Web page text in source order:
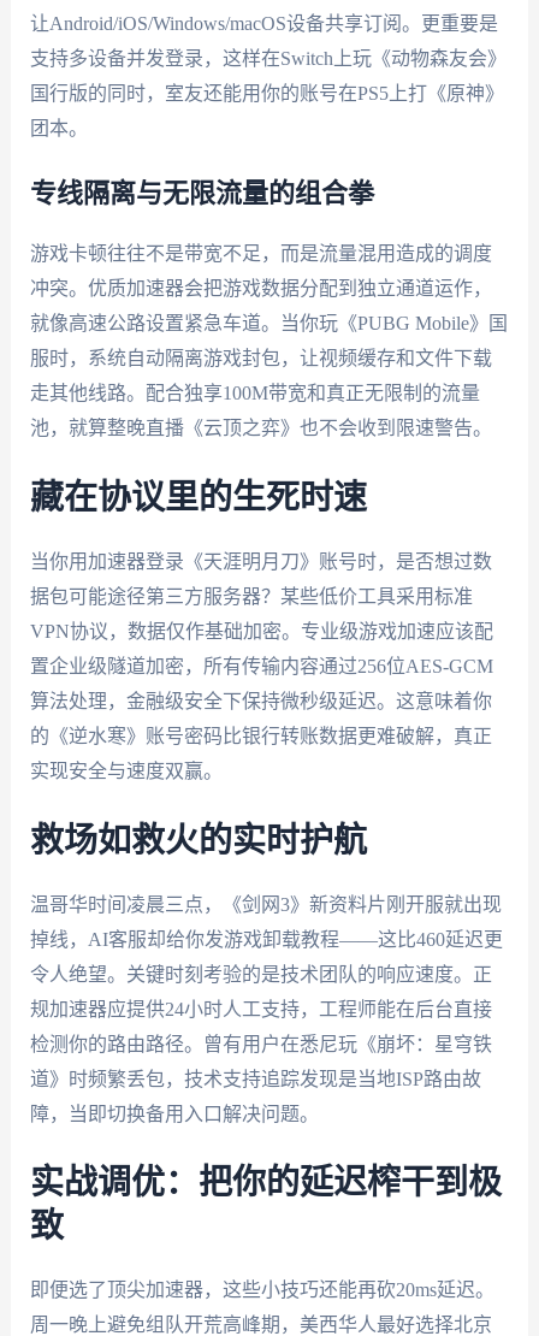
让Android/iOS/Windows/macOS设备共享订阅。更重要是
支持多设备并发登录，这样在Switch上玩《动物森友会》
国行版的同时，室友还能用你的账号在PS5上打《原神》
团本。
专线隔离与无限流量的组合拳
游戏卡顿往往不是带宽不足，而是流量混用造成的调度
冲突。优质加速器会把游戏数据分配到独立通道运作，
就像高速公路设置紧急车道。当你玩《PUBG Mobile》国
服时，系统自动隔离游戏封包，让视频缓存和文件下载
走其他线路。配合独享100M带宽和真正无限制的流量
池，就算整晚直播《云顶之弈》也不会收到限速警告。
藏在协议里的生死时速
当你用加速器登录《天涯明月刀》账号时，是否想过数
据包可能途径第三方服务器？某些低价工具采用标准
VPN协议，数据仅作基础加密。专业级游戏加速应该配
置企业级隧道加密，所有传输内容通过256位AES-GCM
算法处理，金融级安全下保持微秒级延迟。这意味着你
的《逆水寒》账号密码比银行转账数据更难破解，真正
实现安全与速度双赢。
救场如救火的实时护航
温哥华时间凌晨三点，《剑网3》新资料片刚开服就出现
掉线，AI客服却给你发游戏卸载教程——这比460延迟更
令人绝望。关键时刻考验的是技术团队的响应速度。正
规加速器应提供24小时人工支持，工程师能在后台直接
检测你的路由路径。曾有用户在悉尼玩《崩坏：星穹铁
道》时频繁丢包，技术支持追踪发现是当地ISP路由故
障，当即切换备用入口解决问题。
实战调优：把你的延迟榨干到极
致
即便选了顶尖加速器，这些小技巧还能再砍20ms延迟。
周一晚上避免组队开荒高峰期，美西华人最好选择北京